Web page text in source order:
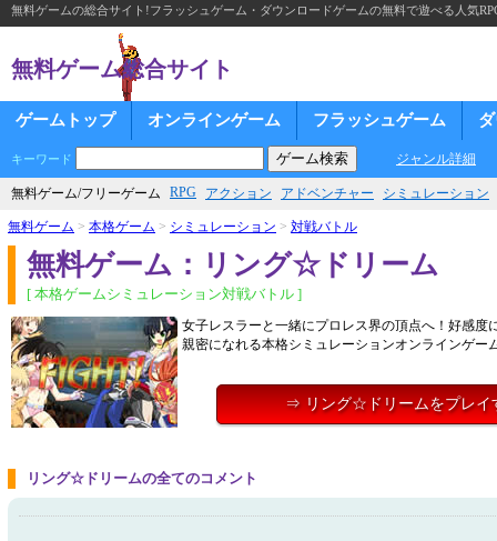
無料ゲームの総合サイト!フラッシュゲーム・ダウンロードゲームの無料で遊べる人気
無料ゲーム総合サイト
ゲームトップ オンラインゲーム フラッシュゲーム
キーワード ジャンル詳細
無料ゲーム/フリーゲーム RPG アクション アドベンチャー シミュレーション
無料ゲーム > 本格ゲーム > シミュレーション > 対戦バトル
無料ゲーム：リング☆ドリーム
[ 本格ゲームシミュレーション対戦バトル ]
女子レスラーと一緒にプロレス界の頂点へ！好感度
親密になれる本格シミュレーションオンラインゲー
⇒ リング☆ドリームをプレイ
リング☆ドリームの全てのコメント